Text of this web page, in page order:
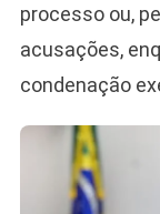
processo ou,
acusações,
condenação